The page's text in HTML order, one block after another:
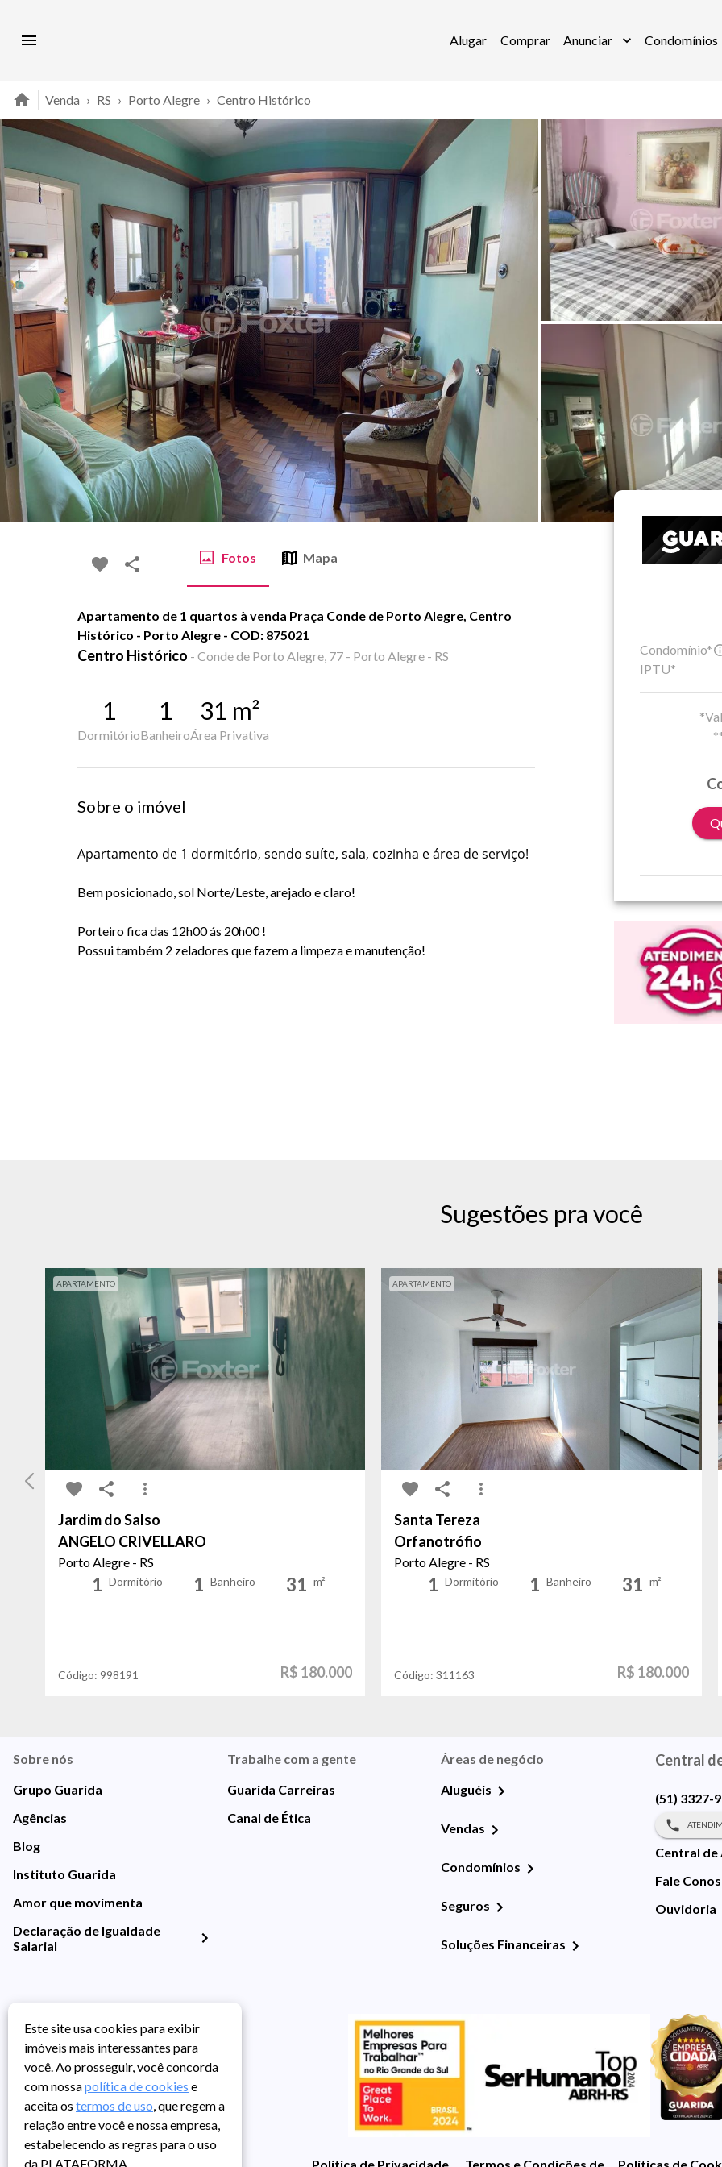
Alugar Comprar Anunciar Condomínios
Venda › RS › Porto Alegre › Centro Histórico
Fotos Mapa
Apartamento de 1 quartos à venda Praça Conde de Porto Alegre, Centro
Histórico - Porto Alegre - COD: 875021
Centro Histórico - Conde de Porto Alegre, 77 - Porto Alegre - RS
1
Dormitório
1
Banheiro
31 m²
Área Privativa
Sobre o imóvel
Apartamento de 1 dormitório, sendo suíte, sala, cozinha e área de serviço!
Bem posicionado, sol Norte/Leste, arejado e claro!
Porteiro fica das 12h00 ás 20h00 !
Possui também 2 zeladores que fazem a limpeza e manutenção!
Condomínio*
IPTU*
Sugestões pra você
APARTAMENTO
Jardim do Salso
ANGELO CRIVELLARO
Porto Alegre - RS
1 Dormitório 1 Banheiro 31 m²
Código: 998191 R$ 180.000
APARTAMENTO
Santa Tereza
Orfanotrófio
Porto Alegre - RS
1 Dormitório 1 Banheiro 31 m²
Código:311163 R$ 180.000
Sobre nós
Grupo Guarida
Agências
Blog
Instituto Guarida
Amor que movimenta
Declaração de Igualdade
Salarial
Trabalhe com a gente
Guarida Carreiras
Canal de Ética
Áreas de negócio
Aluguéis
Vendas
Condomínios
Seguros
Soluções Financeiras
Central
(51) 3327-
Central de
Fale
Ouvidoria
Política de Privacidade Termos e Condições de UsoPolíticas de
Este site usa cookies para exibir
imóveis mais interessantes para
você. Ao prosseguir, você concorda
com nossapolítica de cookies e
aceita os termos de uso, que regem a
relação entre você e nossa empresa,
estabelecendo as regras para o uso
da PLATAFORMA.